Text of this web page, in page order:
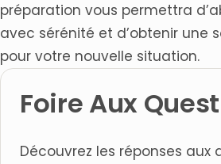
préparation vous permettra
avec sérénité et d’obtenir une
pour votre nouvelle situation.
Foire Aux
Découvrez les réponses aux